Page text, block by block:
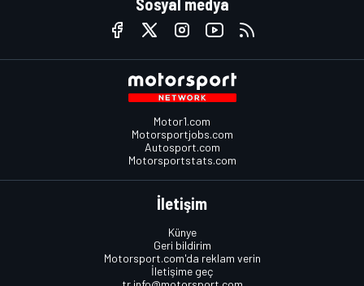
Sosyal medya
Motor1.com
Motorsportjobs.com
Autosport.com
Motorsportstats.com
İletişim
Künye
Geri bildirim
Motorsport.com'da reklam verin
İletişime geç